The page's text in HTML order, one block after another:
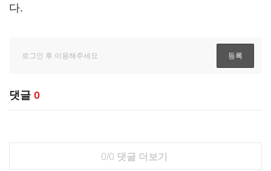
다.
댓글 0
0/0 댓글 더보기